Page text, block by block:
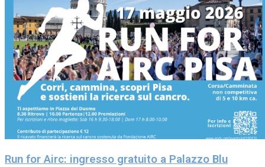
Run for Airc: ingresso gratuito a Palazzo Blu